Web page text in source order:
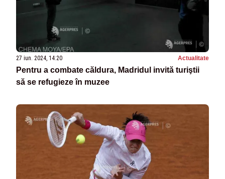
27 iun. 2024, 14:20 Actualitate
Pentru a combate căldura, Madridul invită turiştii
să se refugieze în muzee